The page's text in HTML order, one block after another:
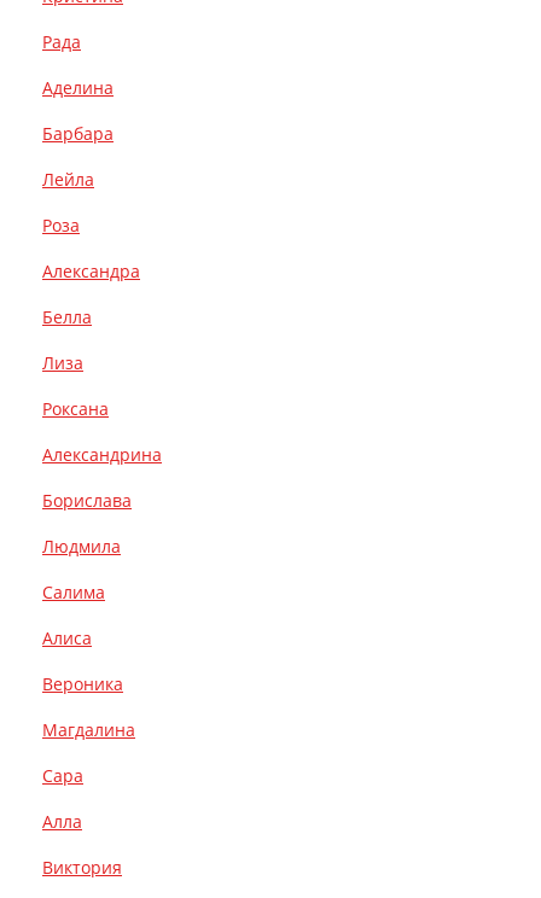
Рада
Аделина
Барбара
Лейла
Роза
Александра
Белла
Лиза
Роксана
Александрина
Борислава
Людмила
Салима
Алиса
Вероника
Магдалина
Сара
Алла
Виктория